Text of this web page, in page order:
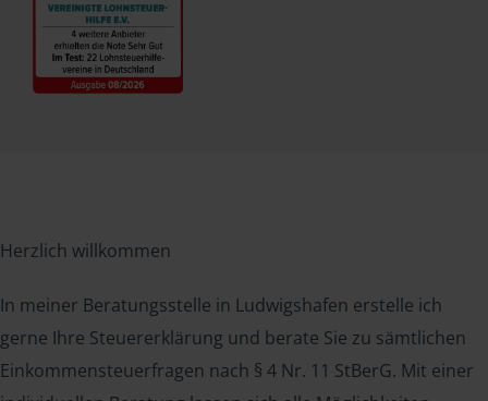
Herzlich willkommen
In meiner Beratungsstelle in Ludwigshafen erstelle ich
gerne Ihre Steuererklärung und berate Sie zu sämtlichen
Einkommensteuerfragen nach § 4 Nr. 11 StBerG. Mit einer